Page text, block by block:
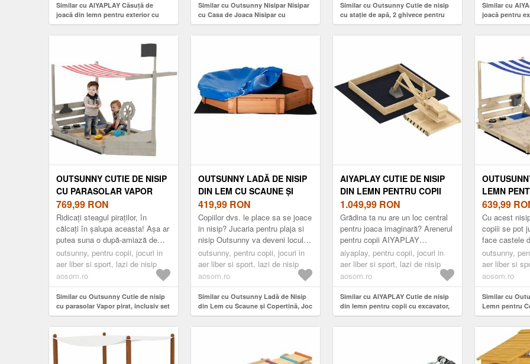
Similar cu AIYAPLAY Căsuță de
joacă din lemn pentru exterior cu
bucătărie, bancă, tejghea, ferestre,
ușă pentru 3-8 ani 171, 5 x 146 x 156
Similar cu Outsunny Nisipar Nisipar
cu Casa de Joaca Nisipar cu
Acoperis, 133 x 129 x 137, 5 cm,
Lemn + Albastru | Aosom Romania
Similar cu Outsunny Cutie de nisip
cu stație de apă, 2 ghivece pentru
plantare, lemn masiv tratat, 154 x 80
x 60 cm, gri | Aosom Romania
Similar cu
joacă pentru
vânzare,
de cretă, țintă,
5 cm
OUTSUNNY CUTIE DE NISIP
CU PARASOLAR VAPOR
PIRAT, INCLUSIV SET DE
JOC DE BUCĂTĂRIE
PENTRU COPII, LEMN
MASIV, 180 X 103 X 144, 5
CM, GRI | AOSOM ROMANIA
769,99 RON
Ridicați steagul piraților, în
călcați în șalupa aceasta! Așa ar
putea suna o după-amiază de
joacă în grădina dvs., deoarece
acest nisip este o ade...
outsunny, pentru copii, jocuri in
aer liber si sport, lazi de nisip
aosom.ro
Similar cu Outsunny Cutie de nisip
cu parasolar Vapor pirat, inclusiv set
de joc de bucătărie pentru copii,
Lemn masiv, 180 x 103 x 144, 5 cm,
Gri | Aosom Romania
OUTSUNNY LADĂ DE NISIP
DIN LEM CU SCAUNE ȘI
COPERTINĂ, JOC DE
GRĂDINĂ PENTRU COPII 3-8
ANI, 139.5X139.5X21.5 CM,
ROȘU | AOSOM ROMANIA
419,99 RON
Copiilor dvs. le place sa se joace
in nisip? Jucaria pentru plaja si
nisip Outsunny va deveni locul
lor de joaca preferat! Dotata cu
scaune confort...
outsunny, pentru copii, jocuri in
aer liber si sport, lazi de nisip
aosom.ro
Similar cu Outsunny Ladă de Nisip
din Lem cu Scaune și Copertină, Joc
de Grădină pentru Copii 3-8 Ani,
139.5x139.5x21.5 cm, Roșu | Aosom
AIYAPLAY CUTIE DE NISIP
DIN LEMN PENTRU COPII
CU EXCAVATOR, CUTIE DE
NISIP PENTRU COPII CU
SCAUN ROTATIV 360° ȘI
CĂPTUȘEALĂ 184X90X56
CM NATURAL | AOSOM
ROMANIA
1.049,99 RON
Grădina ta nu are un loc central
pentru joaca imaginară? Arenerul
pentru copii AIYAPLAY
transformă spațiul într-un loc
interactiv. Fabricat din lem...
aiyaplay, pentru copii, jocuri in
aer liber si sport, lazi de nisip
aosom.ro
Similar cu AIYAPLAY Cutie de nisip
din lemn pentru copii cu excavator,
cutie de nisip pentru copii cu scaun
rotativ 360° și căptușeală 184x90x56
LEMN
CAPAC,
PENTRU
DE JOACĂ
NATURAL |
ROMANIA
639,99
Cu acest
copiii se pot
face castele
se de ore
aer liber....
outsunny,
aer liber si
aosom.ro
Similar cu
Lemn pentru
de Nisip
Joacă Inclus,
Lemn Natural